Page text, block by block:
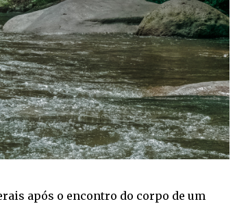
após o encontro do corpo de um